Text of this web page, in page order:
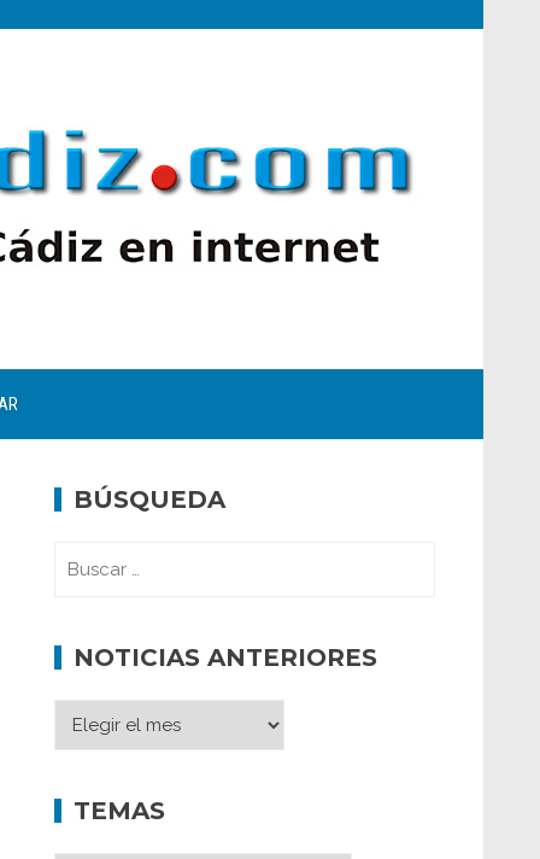
BÚSQUEDA
NOTICIAS ANTERIORES
TEMAS